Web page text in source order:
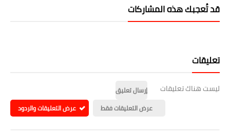
قد تُعجبك هذه المشاركات
تعليقات
ليست هناك تعليقات
إرسال تعليق
عرض التعليقات فقط
عرض التعليقات والردود